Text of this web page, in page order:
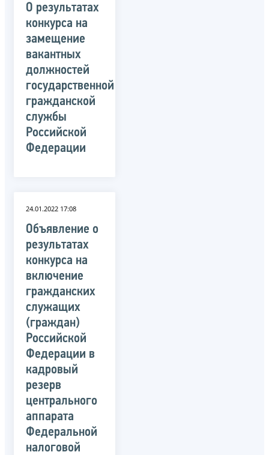
О результатах
конкурса на
замещение
вакантных
должностей
государственной
гражданской
службы
Российской
Федерации
24.01.2022 17:08
Объявление о
результатах
конкурса на
включение
гражданских
служащих
(граждан)
Российской
Федерации в
кадровый
резерв
центрального
аппарата
Федеральной
налоговой